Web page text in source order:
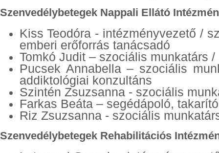
Szenvedélybetegek Nappali Ellátó
Kiss Teodóra - intézményvezető /
emberi erőforrás tanácsadó
Tomkó Judit – szociális munkatárs
Pucsek Annabella – szociális
addiktológiai konzultáns
Szintén Zsuzsanna - szociális
Farkas Beáta – segédápoló,
Riz Zsuzsanna - szociális
Szenvedélybetegek Rehabilitációs